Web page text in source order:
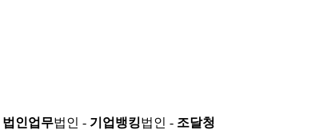
법인업무법인 - 기업뱅킹법인 - 조달청